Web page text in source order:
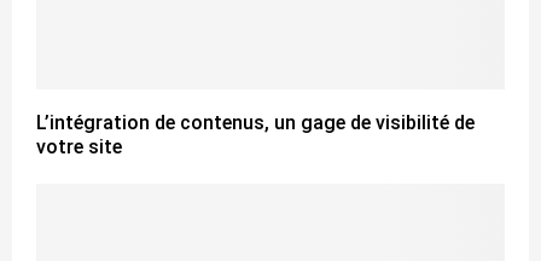
L’intégration de contenus, un gage de visibilité de
votre site